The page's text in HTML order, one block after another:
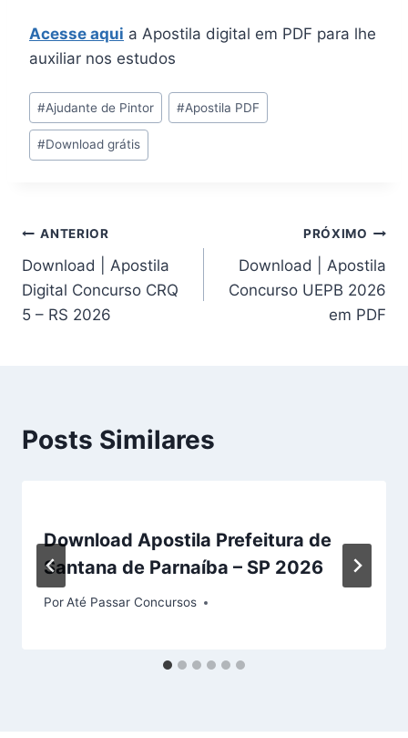
Acesse aqui a Apostila digital em PDF para lhe
auxiliar nos estudos
Tags
do
Post:
#Ajudante de Pintor #Apostila PDF
#Download grátis
Navegação
de
Post
ANTERIOR
Download | Apostila
Digital Concurso CRQ
5 – RS 2026
PRÓXIMO
Download | Apostila
Concurso UEPB 2026
em PDF
Posts Similares
Download Apostila Prefeitura de
Santana de Parnaíba – SP 2026
PorAté Passar Concursos